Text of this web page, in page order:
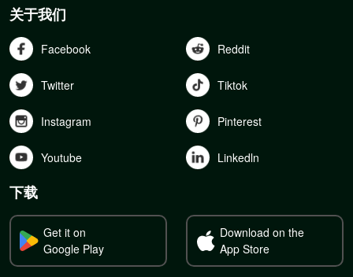
关于我们
Facebook Reddit
Twitter Tiktok
Instagram Pinterest
Youtube Linkedln
下载
Get it on
Google Play
Download on the
App Store